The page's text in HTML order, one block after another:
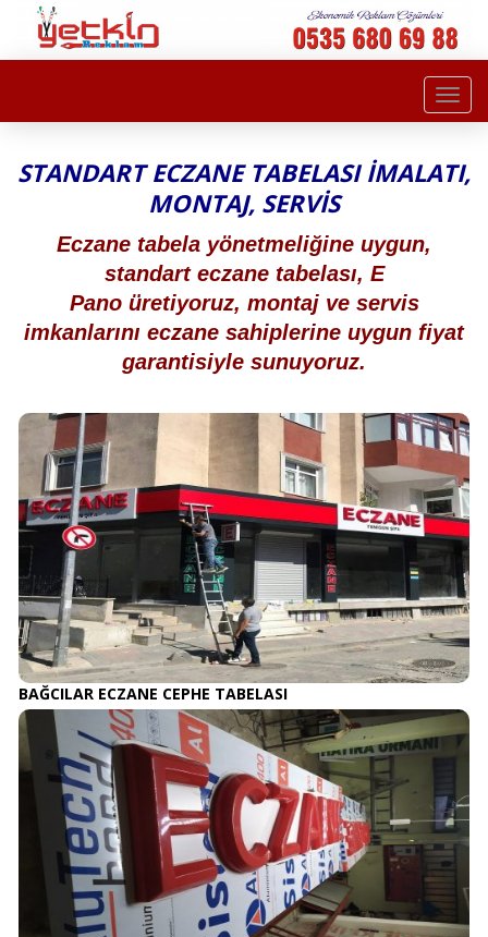
STANDART ECZANE TABELASI İMALATI,
MONTAJ, SERVİS
Eczane tabela yönetmeliğine uygun,
standart eczane tabelası, E
Pano üretiyoruz, montaj ve servis
imkanlarını eczane sahiplerine uygun fiyat
garantisiyle sunuyoruz.
BAĞCILAR ECZANE CEPHE TABELASI